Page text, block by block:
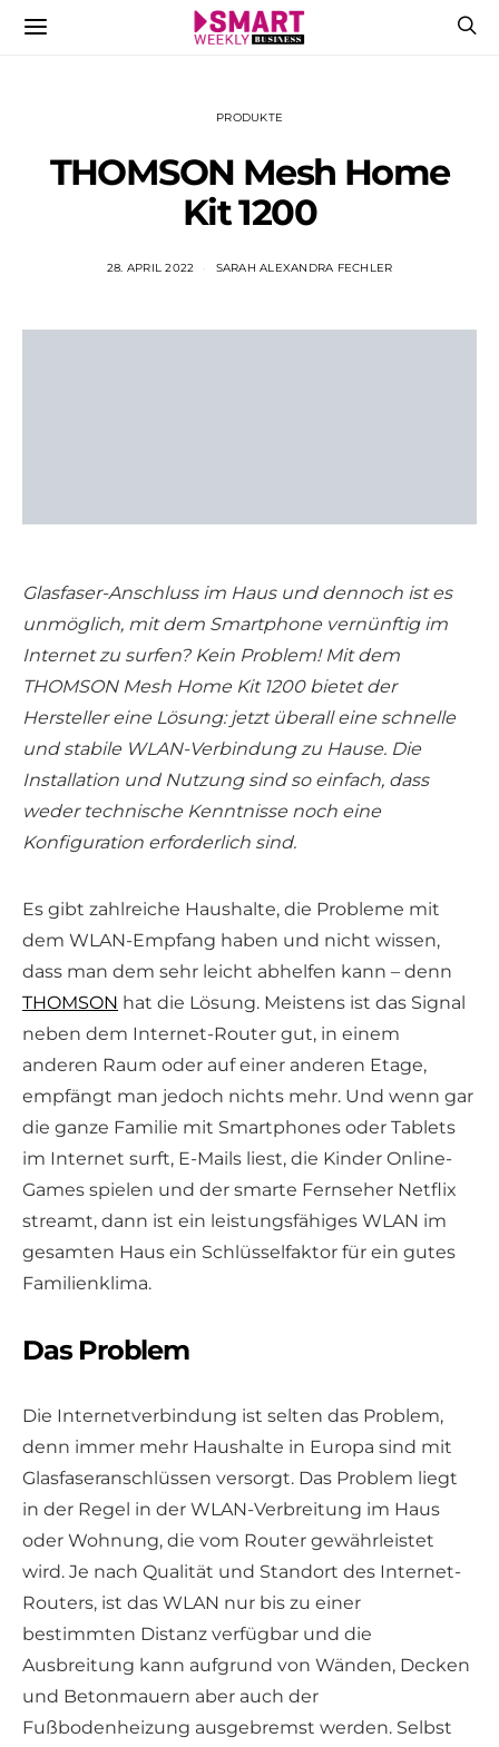
PRODUKTE
THOMSON Mesh Home
Kit 1200
28. APRIL 2022 SARAH ALEXANDRA FECHLER
Glasfaser-Anschluss im Haus und dennoch ist es
unmöglich, mit dem Smartphone vernünftig im
Internet zu surfen? Kein Problem! Mit dem
THOMSON Mesh Home Kit 1200 bietet der
Hersteller eine Lösung: jetzt überall eine schnelle
und stabile WLAN-Verbindung zu Hause. Die
Installation und Nutzung sind so einfach, dass
weder technische Kenntnisse noch eine
Konfiguration erforderlich sind.
Es gibt zahlreiche Haushalte, die Probleme mit
dem WLAN-Empfang haben und nicht wissen,
dass man dem sehr leicht abhelfen kann – denn
THOMSON hat die Lösung. Meistens ist das Signal
neben dem Internet-Router gut, in einem
anderen Raum oder auf einer anderen Etage,
empfängt man jedoch nichts mehr. Und wenn gar
die ganze Familie mit Smartphones oder Tablets
im Internet surft, E-Mails liest, die Kinder Online-
Games spielen und der smarte Fernseher Netflix
streamt, dann ist ein leistungsfähiges WLAN im
gesamten Haus ein Schlüsselfaktor für ein gutes
Familienklima.
Das Problem
Die Internetverbindung ist selten das Problem,
denn immer mehr Haushalte in Europa sind mit
Glasfaseranschlüssen versorgt. Das Problem liegt
in der Regel in der WLAN-Verbreitung im Haus
oder Wohnung, die vom Router gewährleistet
wird. Je nach Qualität und Standort des Internet-
Routers, ist das WLAN nur bis zu einer
bestimmten Distanz verfügbar und die
Ausbreitung kann aufgrund von Wänden, Decken
und Betonmauern aber auch der
Fußbodenheizung ausgebremst werden. Selbst